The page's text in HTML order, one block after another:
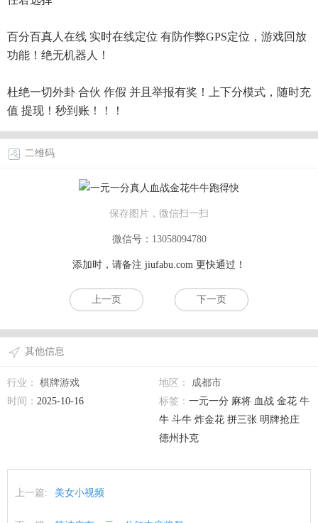
百分百真人在线 实时在线定位 有防作弊GPS定位，游戏回放
功能！绝无机器人！
杜绝一切外卦 合伙 作假 并且举报有奖！上下分模式，随时充
值 提现！秒到账！！！
二维码
保存图片，微信扫一扫
微信号：13058094780
添加时，请备注 jiufabu.com 更快通过！
上一页 下一页
其他信息
行业： 棋牌游戏 地区：
成都市
时间： 2025-10-16 标签： 一元一分 麻将 血战 金花 牛
牛 斗牛 炸金花 拼三张 明牌抢庄
德州扑克
上一篇: 美女小视频